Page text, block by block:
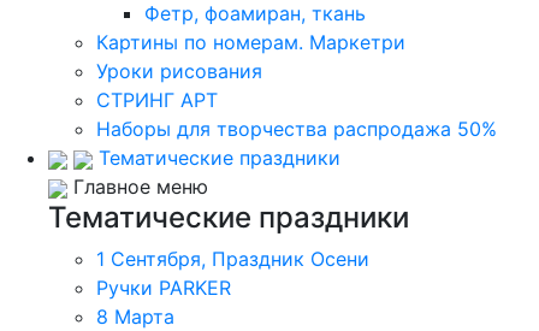
Фетр, фоамиран, ткань
Картины по номерам. Маркетри
Уроки рисования
СТРИНГ АРТ
Наборы для творчества распродажа 50%
Тематические праздники
Главное меню
Тематические праздники
1 Сентября, Праздник Осени
Ручки PARKER
8 Марта